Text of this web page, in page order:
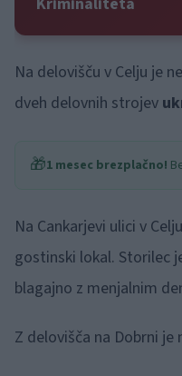
Na delovišču v Celju je
dveh delovnih strojev
🎁1 mesec brezplačno!
Na Cankarjevi ulici v
gostinski lokal. Storilec
blagajno z menjalnim
Z delovišča na Dobrni je